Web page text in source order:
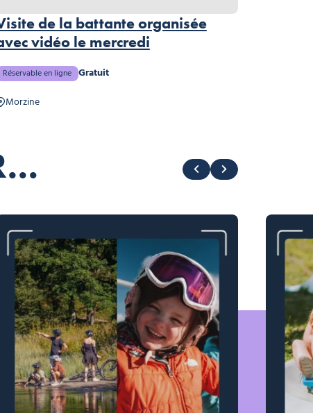
de la battante organisée
vidéo le mercredi
Réservable en ligne Gratuit
Morzine